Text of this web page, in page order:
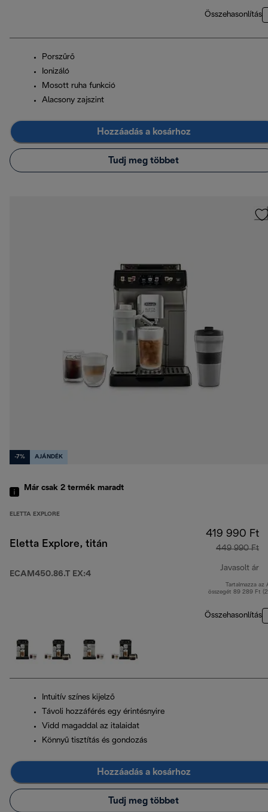
Összehasonlítás
Porszűrő
Ionizáló
Mosott ruha funkció
Alacsony zajszint
Hozzáadás a kosárhoz
Tudj meg többet
-7% AJÁNDÉK
Már csak 2 termék maradt
ELETTA EXPLORE
Eletta Explore, titán
ECAM450.86.T EX:4
419 990 Ft
449 990 Ft
Javasolt ár
Tartalmazza az
összegét 89 289 Ft
Összehasonlítás
Intuitív színes kijelző
Távoli hozzáférés egy érintésnyire
Vidd magaddal az italaidat
Könnyű tisztítás és gondozás
Hozzáadás a kosárhoz
Tudj meg többet